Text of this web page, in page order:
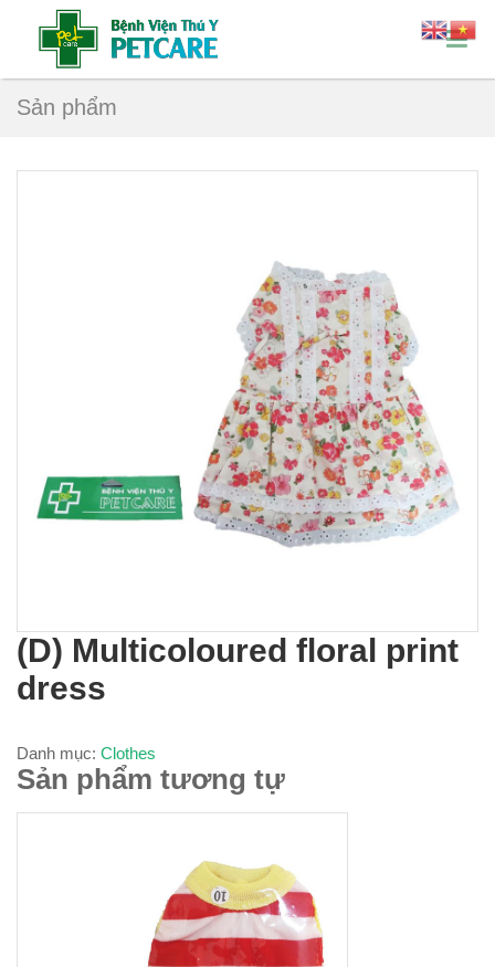
Sản phẩm
(D) Multicoloured floral print
dress
Danh mục: Clothes
Sản phẩm tương tự